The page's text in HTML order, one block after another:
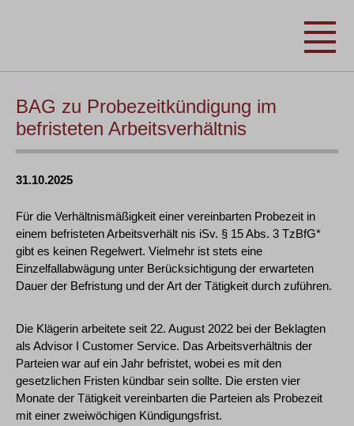
BAG zu Probezeitkündigung im
befristeten Arbeitsverhältnis
31.10.2025
Für die Verhältnismäßigkeit einer vereinbarten Probezeit in
einem befristeten Arbeitsverhält nis iSv. § 15 Abs. 3 TzBfG*
gibt es keinen Regelwert. Vielmehr ist stets eine
Einzelfallabwägung unter Berücksichtigung der erwarteten
Dauer der Befristung und der Art der Tätigkeit durch zuführen.
Die Klägerin arbeitete seit 22. August 2022 bei der Beklagten
als Advisor I Customer Service. Das Arbeitsverhältnis der
Parteien war auf ein Jahr befristet, wobei es mit den
gesetzlichen Fristen kündbar sein sollte. Die ersten vier
Monate der Tätigkeit vereinbarten die Parteien als Probezeit
mit einer zweiwöchigen Kündigungsfrist.